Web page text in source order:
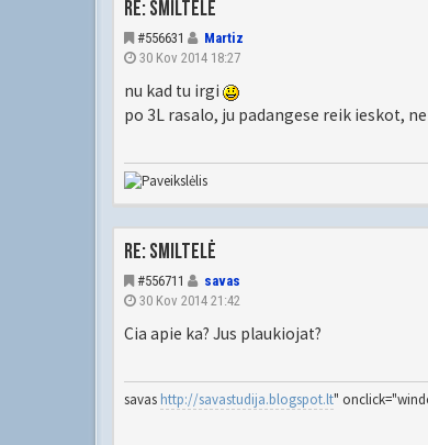
Re: Smiltelė
#556631
Martiz
30 Kov 2014 18:27
nu kad tu irgi
po 3L rasalo, ju padangese reik ieskot,
Re: Smiltelė
#556711
savas
30 Kov 2014 21:42
Cia apie ka? Jus plaukiojat?
savas http://savastudija.blogspot.lt"